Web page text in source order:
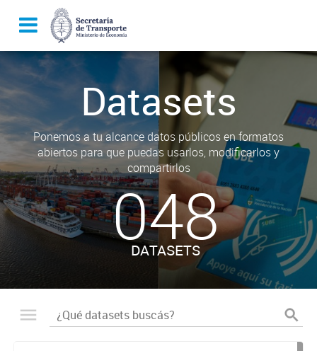
Datasets
Ponemos a tu alcance datos públicos en formatos
abiertos para que puedas usarlos, modificarlos y
compartirlos
048
DATASETS